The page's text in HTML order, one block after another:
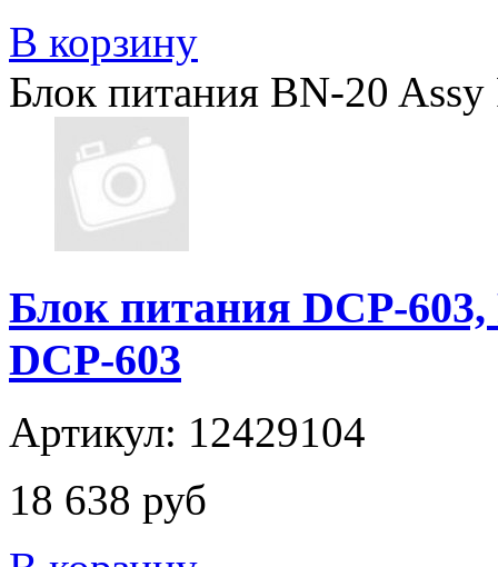
В корзину
Блок питания BN-20
Блок питания DCP-
DCP-603
Артикул: 12429104
18 638 руб